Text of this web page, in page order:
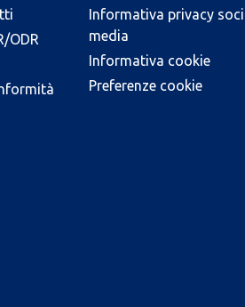
ODR
Informativa privacy
media
Informativa cookie
Preferenze cookie